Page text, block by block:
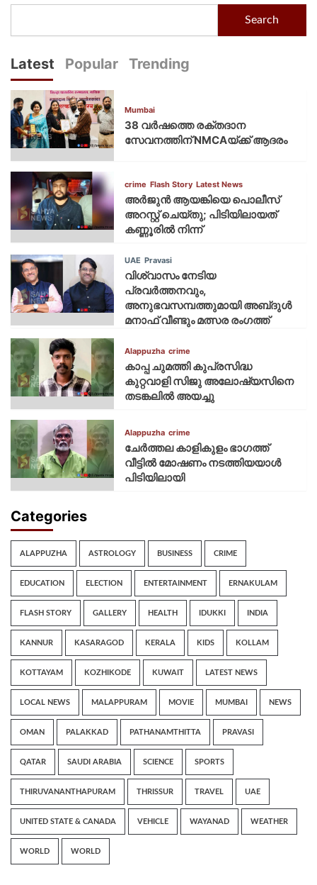
Search
Latest Popular Trending
Mumbai
38 വർഷത്തെ രക്തദാന
സേവനത്തിന് NMCAയ്ക്ക് ആദരം
crime Flash Story Latest News
അർജുൻ ആയങ്കിയെ പൊലീസ്
അറസ്റ്റ് ചെയ്‌തു; പിടിയിലായത്
കണ്ണൂരിൽ നിന്ന്
UAE Pravasi
വിശ്വാസം നേടിയ
പ്രവർത്തനവും,
അനുഭവസമ്പത്തുമായി അബ്‌ദുൾ
മനാഫ് വീണ്ടും മത്സര രംഗത്ത്
Alappuzha crime
കാപ്പ ചുമത്തി കുപ്രസിദ്ധ
കുറ്റവാളി സിജു അലോഷ്യസിനെ
തടങ്കലിൽ അയച്ചു
Alappuzha crime
ചേർത്തല കാളികുളം ഭാഗത്ത്
വീട്ടിൽ മോഷണം നടത്തിയയാൾ
പിടിയിലായി
Categories
ALAPPUZHA ASTROLOGY BUSINESS CRIME
EDUCATION ELECTION ENTERTAINMENT ERNAKULAM
FLASH STORY GALLERY HEALTH IDUKKI INDIA
KANNUR KASARAGOD KERALA KIDS KOLLAM
KOTTAYAM KOZHIKODE KUWAIT LATEST NEWS
LOCAL NEWS MALAPPURAM MOVIE MUMBAI NEWS
OMAN PALAKKAD PATHANAMTHITTA PRAVASI
QATAR SAUDI ARABIA SCIENCE SPORTS
THIRUVANANTHAPURAM THRISSUR TRAVEL UAE
UNITED STATE & CANADA VEHICLE WAYANAD WEATHER
WORLD WORLD